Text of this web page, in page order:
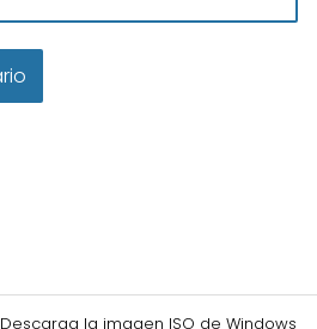
Descarga la imagen ISO de Windows